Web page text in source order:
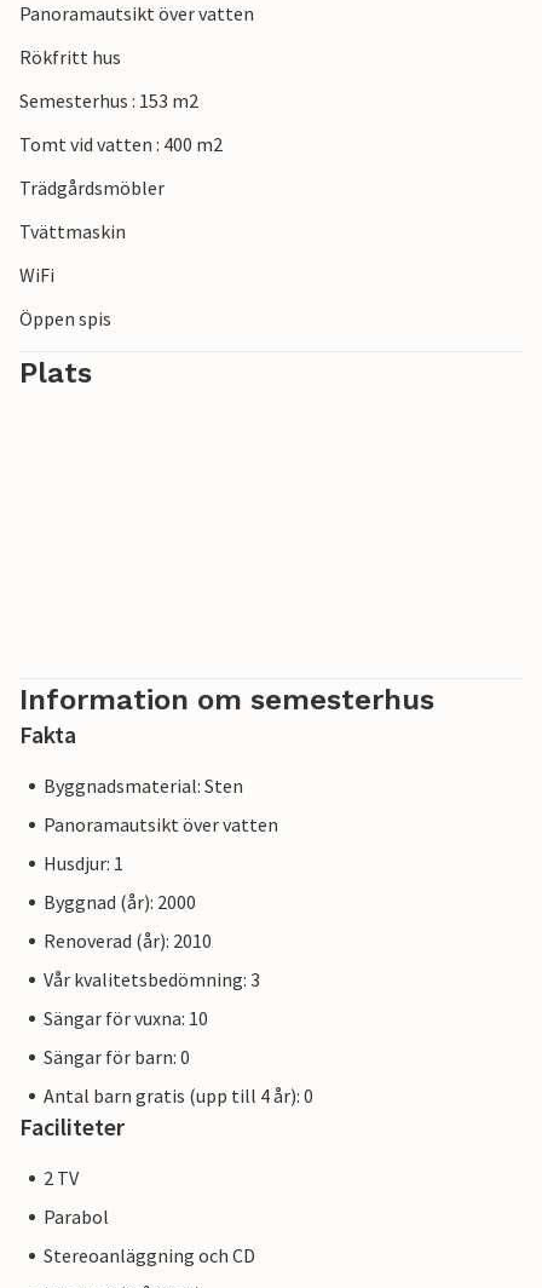
Panoramautsikt över vatten
Rökfritt hus
Semesterhus : 153 m2
Tomt vid vatten : 400 m2
Trädgårdsmöbler
Tvättmaskin
WiFi
Öppen spis
Plats
Information om semesterhus
Fakta
Byggnadsmaterial: Sten
Panoramautsikt över vatten
Husdjur: 1
Byggnad (år): 2000
Renoverad (år): 2010
Vår kvalitetsbedömning: 3
Sängar för vuxna: 10
Sängar för barn: 0
Antal barn gratis (upp till 4 år): 0
Faciliteter
2 TV
Parabol
Stereoanläggning och CD